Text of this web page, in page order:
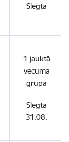
Slēgta
1 jauktā
vecuma
grupa
Slēgta
31.08.